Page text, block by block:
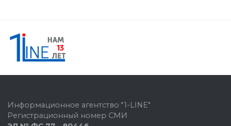
Информационное агентство "1-LINE"
Регистрационный номер СМИ